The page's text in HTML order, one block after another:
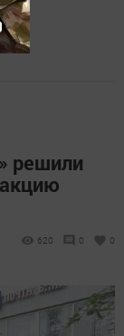
решили
620 0 0